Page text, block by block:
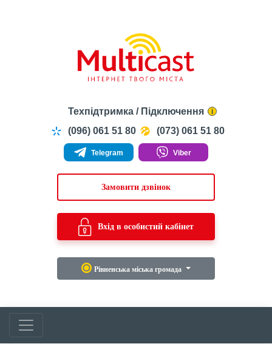
Техпідтримка / Підключення i
(096) 061 51 80 (073) 061 51 80
Telegram Viber
Замовити дзвінок
Вхід в особистий кабінет
Рівненська міська громада